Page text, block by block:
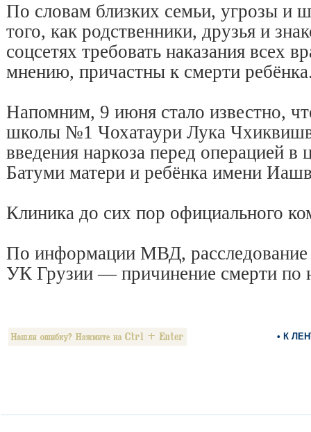
По словам близких семьи, угрозы и
того, как родственники, друзья и
соцсетях требовать наказания всех
мнению, причастны к смерти
Напомним, 9 июня стало известно,
школы №1 Чохатаури Лука
введения наркоза перед операцией в
Батуми матери и ребёнка имени
Клиника до сих пор официального
По информации МВД, расследование
УК Грузии — причинение смерти по
• К